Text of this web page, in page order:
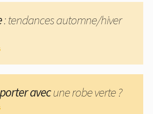
: tendances automne/hiver
avecune robe verte ?